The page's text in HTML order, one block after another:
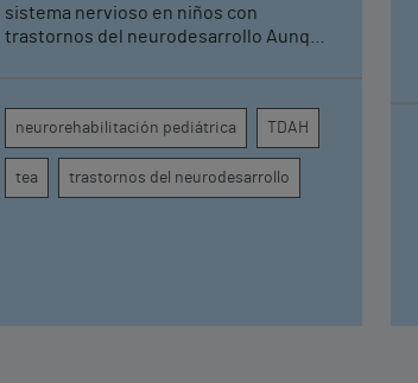
neurorrehabilitación
pediátrica de Vithas
sistema nervioso en niños con
trastornos del neurodesarrollo Aunque
permite comprender por qué el calor
puede influir en la atención, la
regulación emocional y la conducta
neurorehabilitación pediátrica TDAH
tea trastornos del neurodesarrollo